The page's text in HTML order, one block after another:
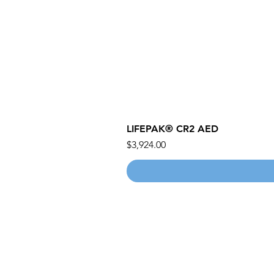
LIFEPAK® CR2 AED
價格
$3,924.00